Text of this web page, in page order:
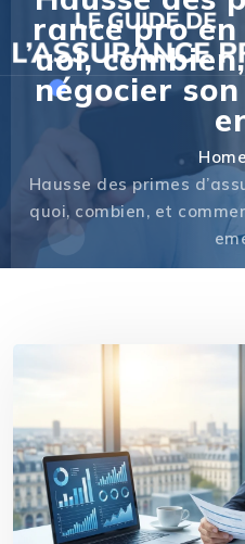
rance pro
uoi,
négocier
Home
Hausse des primes
quoi, combien, et